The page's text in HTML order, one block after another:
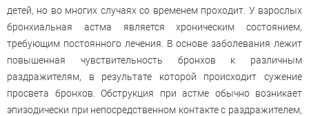
детей, но во многих случаях со временем проходит. У взрослых
бронхиальная астма является хроническим состоянием,
требующим постоянного лечения. В основе заболевания лежит
повышенная чувствительность бронхов к различным
раздражителям, в результате которой происходит сужение
просвета бронхов. Обструкция при астме обычно возникает
эпизодически при непосредственном контакте с раздражителем,